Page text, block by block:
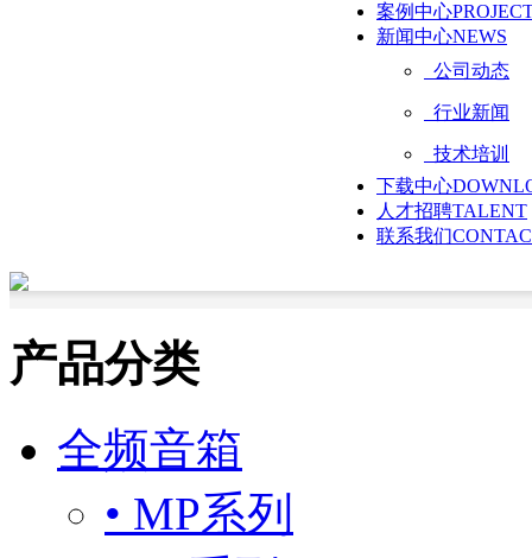
案例中心
新闻中心NEWS
公司动态
行业新闻
技术培训
下载中心
人才招聘TALENT
联系我们
产品分类
全频音箱
• MP系列